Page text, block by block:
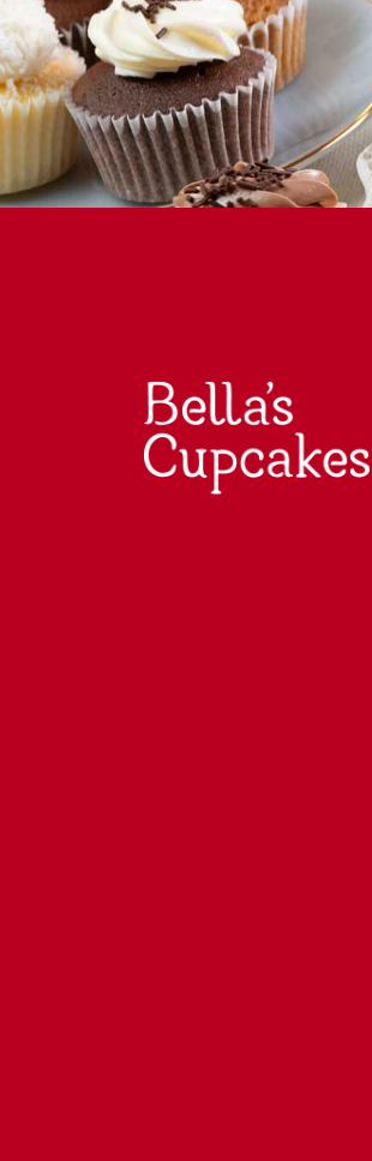
🌞 夏 4,000円以上で冷凍配送無
【法人向け】🏢内定式（10月1日
🎁 入学・卒業｜入園・卒園｜ス
🍼 赤ちゃんのお祝い｜ジェンダ
💖 PINK
💙 BLUE
【法人向け】国際女性デ